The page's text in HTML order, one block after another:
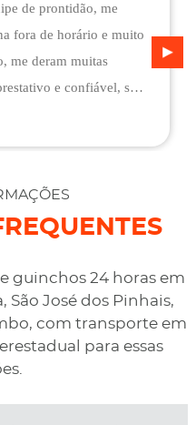
de prontidão, me
fora de horário e muito
me deram muitas
e confiável, são
próximo, sem
vontade.
guinchos 24 horas em
José dos Pinhais,
com transporte em
para essas